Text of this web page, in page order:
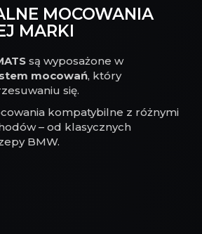
MOCOWANIA
MARKI
są wyposażone w
mocowań, który
się.
kompatybilne z różnymi
– od klasycznych
BMW.